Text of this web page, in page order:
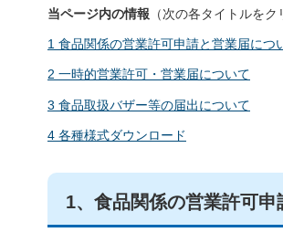
当ページ内の情報 （次の各タイトルを
1 食品関係の営業許可申請と営業届につ
2 一時的営業許可・営業届について
3 食品取扱バザー等の届出について
4 各種様式ダウンロード
1、食品関係の営業許可